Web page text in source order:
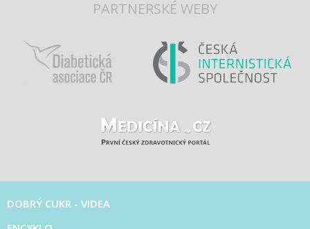
PARTNERSKÉ WEBY
DOBRÝ CUKR - VIDEA